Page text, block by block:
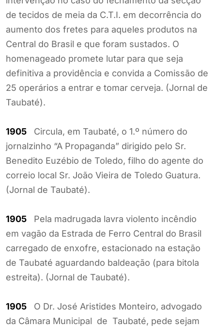
de tecidos de meia da C.T.I. em decorrência do
aumento dos fretes para aqueles produtos na
Central do Brasil e que foram sustados. O
homenageado promete lutar para que seja
definitiva a providência e convida a Comissão de
25 operários a entrar e tomar cerveja. (Jornal de
Taubaté).
1905 Circula, em Taubaté, o 1.º número do
jornalzinho “A Propaganda” dirigido pelo Sr.
Benedito Euzébio de Toledo, filho do agente do
correio local Sr. João Vieira de Toledo Guatura.
(Jornal de Taubaté).
1905 Pela madrugada lavra violento incêndio
em vagão da Estrada de Ferro Central do Brasil
carregado de enxofre, estacionado na estação
de Taubaté aguardando baldeação (para bitola
estreita). (Jornal de Taubaté).
1905 O Dr. José Aristides Monteiro, advogado
da Câmara Municipal de Taubaté, pede sejam